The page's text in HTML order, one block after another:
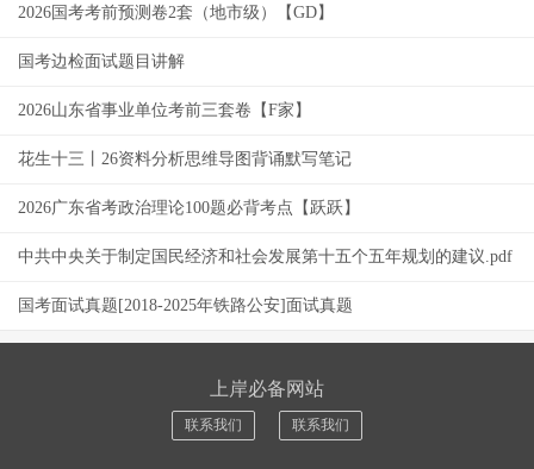
2026国考考前预测卷2套（地市级）【GD】
国考边检面试题目讲解
2026山东省事业单位考前三套卷【F家】
花生十三丨26资料分析思维导图背诵默写笔记
2026广东省考政治理论100题必背考点【跃跃】
中共中央关于制定国民经济和社会发展第十五个五年规划的建议.pdf
国考面试真题[2018-2025年铁路公安]面试真题
上岸必备网站
联系我们 联系我们